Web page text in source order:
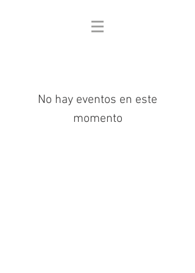
No hay eventos en este
momento